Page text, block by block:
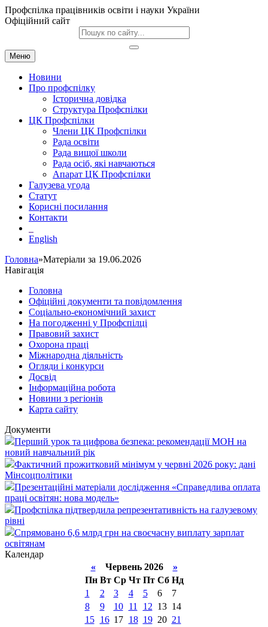
Профспілка працівників освіти і науки України
Офіційний сайт
Меню
Новини
Про профспілку
Історична довідка
Структура Профспілки
ЦК Профспілки
Члени ЦК Профспілки
Рада освіти
Рада вищої школи
Рада осіб, які навчаються
Апарат ЦК Профспілки
Галузева угода
Статут
Корисні посилання
Контакти
English
Головна»Матеріали за 19.06.2026
Навігація
Головна
Офіційні документи та повідомлення
Соціально-економічний захист
На погодженні у Профспілці
Правовий захист
Охорона праці
Міжнародна діяльність
Огляди і конкурси
Досвід
Інформаційна робота
Новини з регіонів
Карта сайту
Документи
Перший урок та цифрова безпека: рекомендації МОН на
новий навчальний рік
Фактичний прожитковий мінімум у червні 2026 року: дані
Мінсоцполітики
Презентаційні матеріали дослідження «Справедлива оплата
праці освітян: нова модель»
Профспілка підтвердила репрезентативність на галузевому
рівні
Спрямовано 6,6 млрд грн на своєчасну виплату зарплат
освітянам
Календар
«Червень 2026 »
Пн Вт Ср Чт Пт Сб Нд
1
2 3 4 5 6
7
8
9 10 11 12 13 14
15
16 17 18 19 20 21